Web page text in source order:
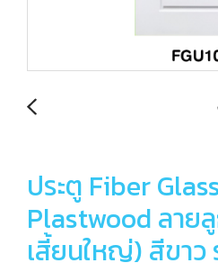
ประตู Fiber
Plastwood ลาย
เสี้ยนใหญ่) สีขาว